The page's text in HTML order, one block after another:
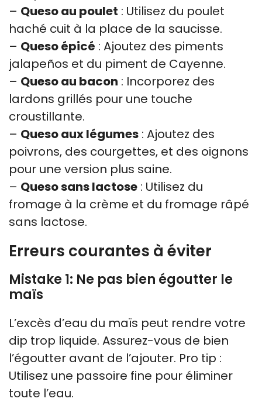
– Queso au poulet : Utilisez du poulet
haché cuit à la place de la saucisse.
– Queso épicé : Ajoutez des piments
jalapeños et du piment de Cayenne.
– Queso au bacon : Incorporez des
lardons grillés pour une touche
croustillante.
– Queso aux légumes : Ajoutez des
poivrons, des courgettes, et des oignons
pour une version plus saine.
– Queso sans lactose : Utilisez du
fromage à la crème et du fromage râpé
sans lactose.
Erreurs courantes à éviter
Mistake 1: Ne pas bien égoutter le
maïs
L’excès d’eau du maïs peut rendre votre
dip trop liquide. Assurez-vous de bien
l’égoutter avant de l’ajouter. Pro tip :
Utilisez une passoire fine pour éliminer
toute l’eau.